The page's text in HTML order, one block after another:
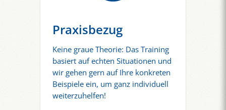
Praxisbezug
Keine graue Theorie: Das Training
basiert auf echten Situationen und
wir gehen gern auf Ihre konkreten
Beispiele ein, um ganz individuell
weiterzuhelfen!